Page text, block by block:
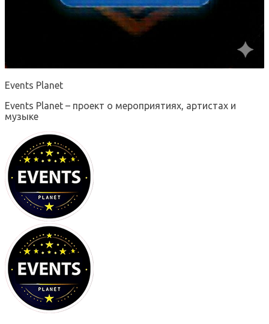
Events Planet
Events Planet – проект о мероприятиях, артистах и
музыке